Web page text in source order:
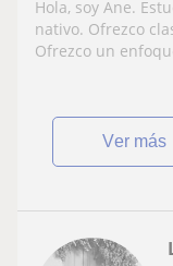
Hola, soy Ane.
nativo. Ofrezco
Ofrezco un
ver más